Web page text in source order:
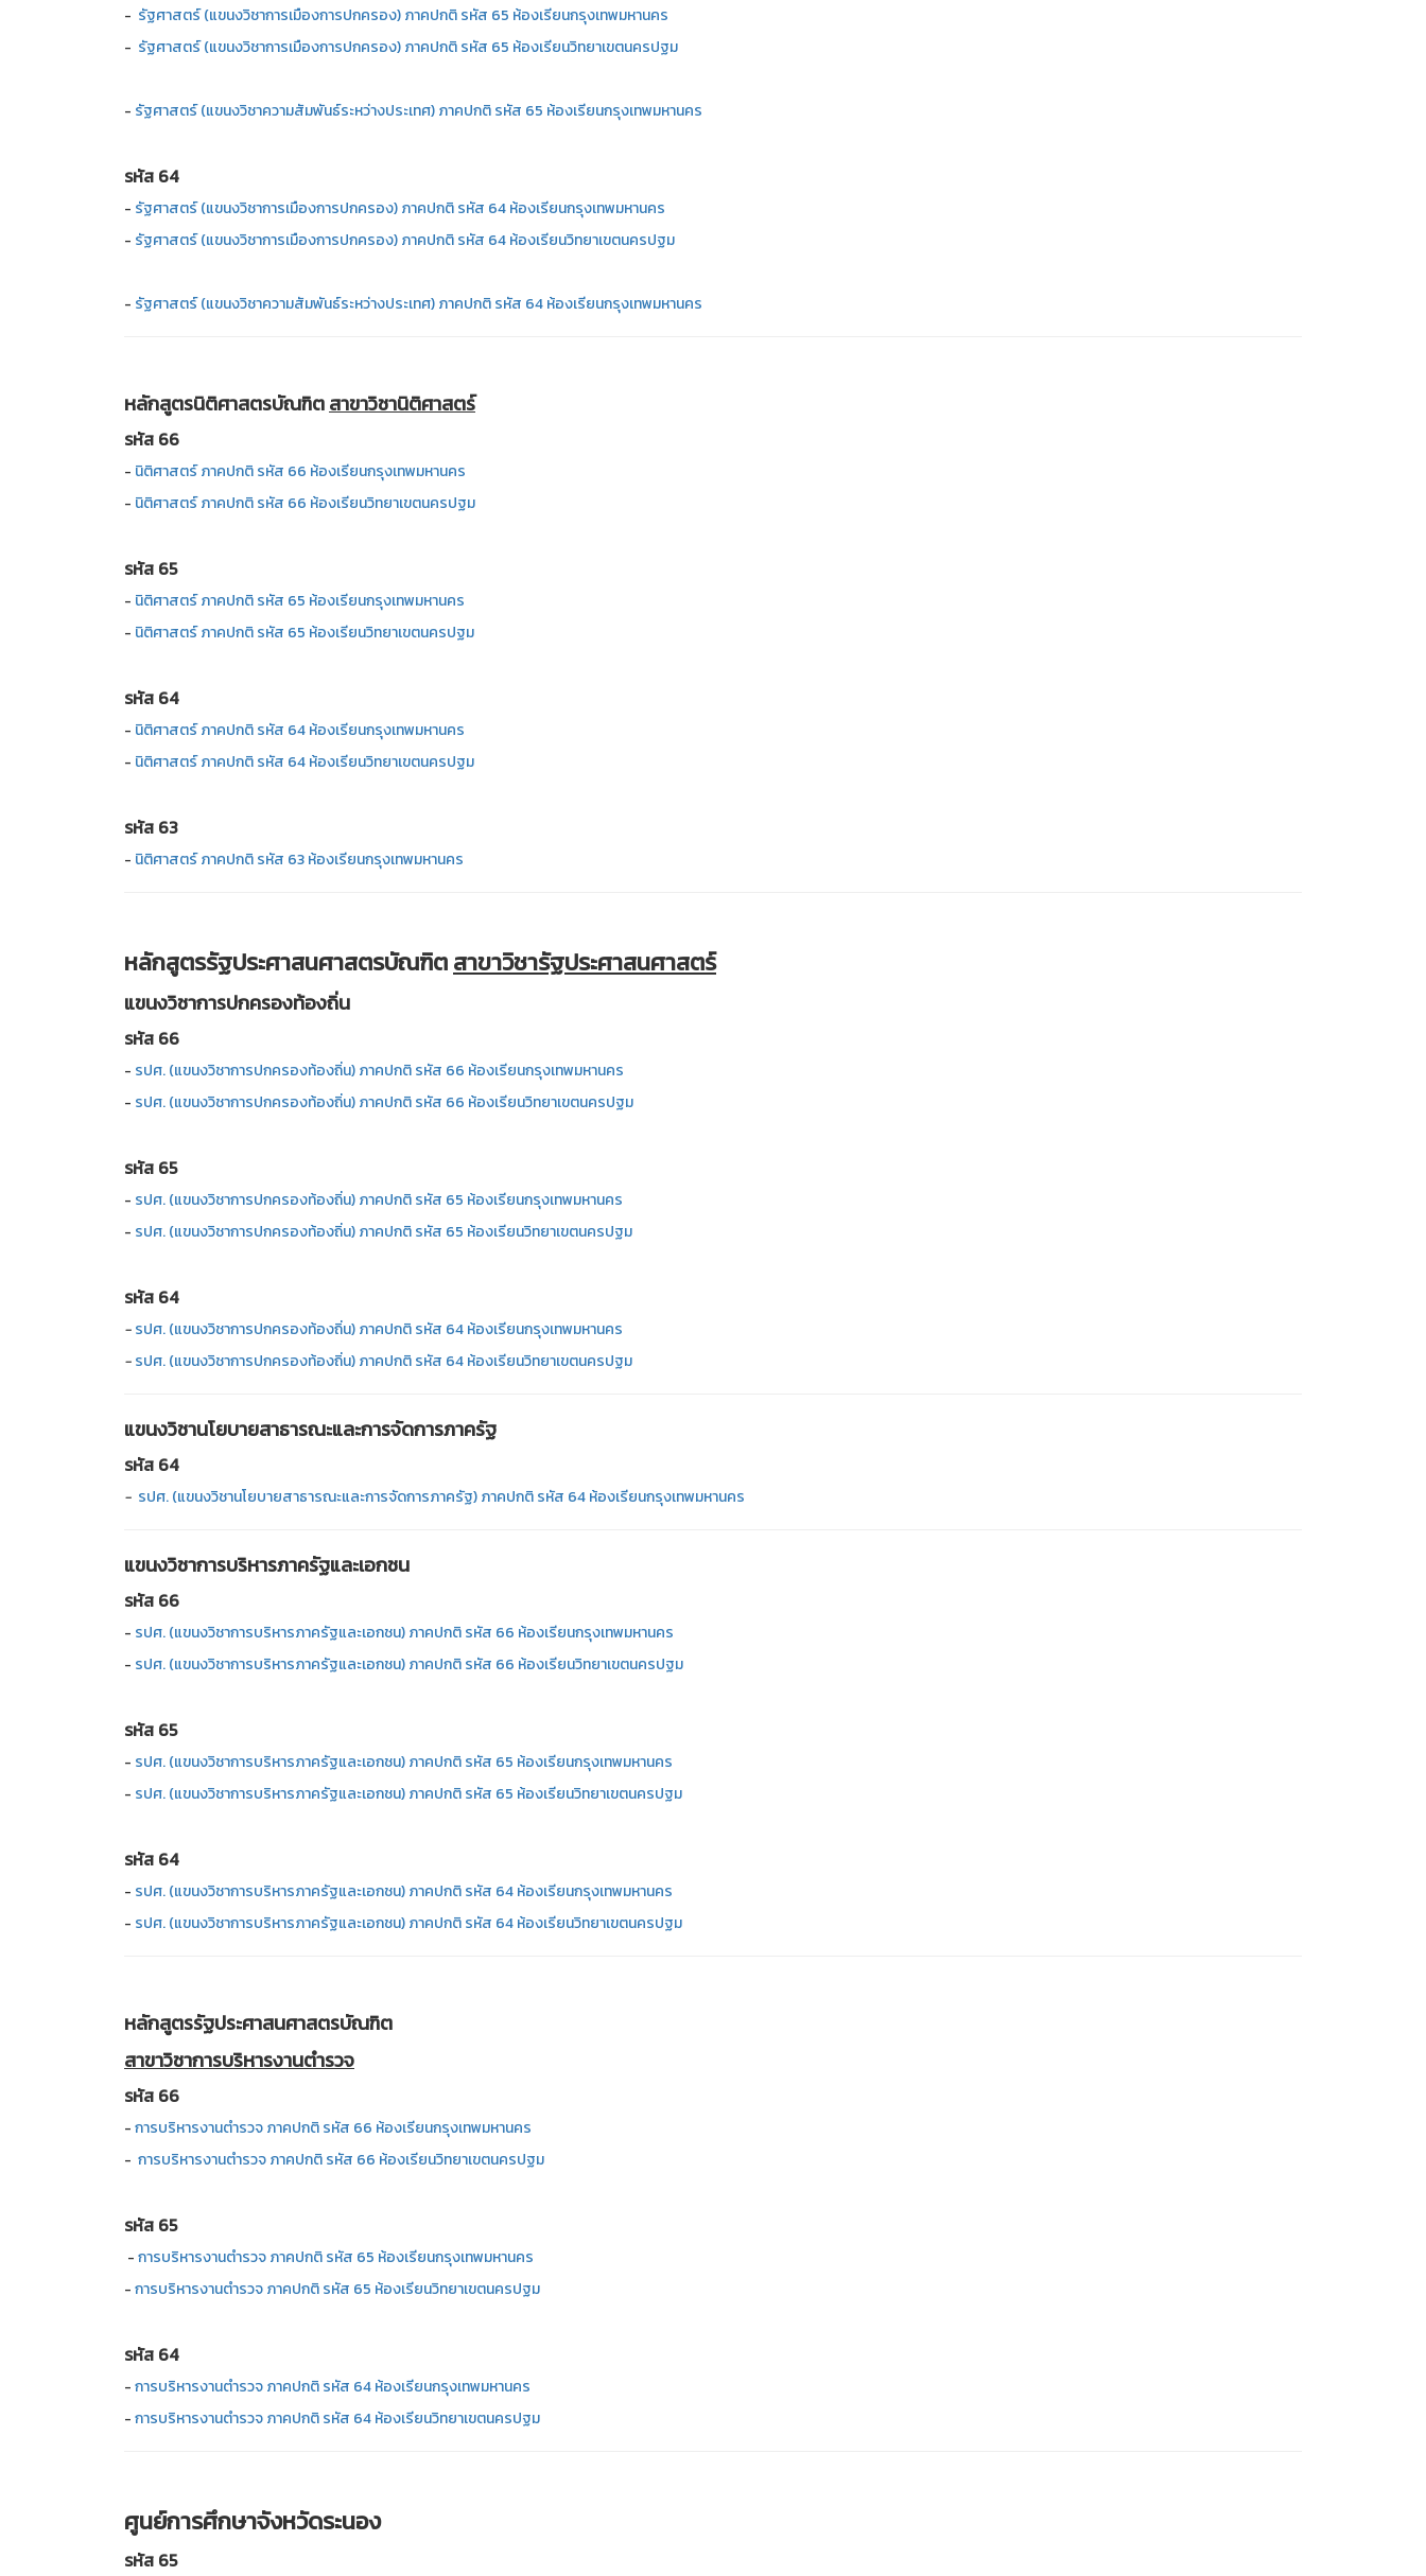
- รัฐศาสตร์ (แขนงวิชาการเมืองการปกครอง) ภาคปกติ รหัส 65 ห้องเรียนกรุงเทพมหานคร
- รัฐศาสตร์ (แขนงวิชาการเมืองการปกครอง) ภาคปกติ รหัส 65 ห้องเรียนวิทยาเขตนครปฐม
- รัฐศาสตร์ (แขนงวิชาความสัมพันธ์ระหว่างประเทศ) ภาคปกติ รหัส 65 ห้องเรียนกรุงเทพมหานคร
รหัส 64
- รัฐศาสตร์ (แขนงวิชาการเมืองการปกครอง) ภาคปกติ รหัส 64 ห้องเรียนกรุงเทพมหานคร
- รัฐศาสตร์ (แขนงวิชาการเมืองการปกครอง) ภาคปกติ รหัส 64 ห้องเรียนวิทยาเขตนครปฐม
- รัฐศาสตร์ (แขนงวิชาความสัมพันธ์ระหว่างประเทศ) ภาคปกติ รหัส 64 ห้องเรียนกรุงเทพมหานคร
หลักสูตรนิติศาสตรบัณฑิตสาขาวิชานิติศาสตร์
รหัส 66
- นิติศาสตร์ ภาคปกติ รหัส 66 ห้องเรียนกรุงเทพมหานคร
- นิติศาสตร์ ภาคปกติ รหัส 66 ห้องเรียนวิทยาเขตนครปฐม
รหัส 65
- นิติศาสตร์ ภาคปกติ รหัส 65 ห้องเรียนกรุงเทพมหานคร
- นิติศาสตร์ ภาคปกติ รหัส 65 ห้องเรียนวิทยาเขตนครปฐม
รหัส 64
- นิติศาสตร์ ภาคปกติ รหัส 64 ห้องเรียนกรุงเทพมหานคร
- นิติศาสตร์ ภาคปกติ รหัส 64 ห้องเรียนวิทยาเขตนครปฐม
รหัส 63
- นิติศาสตร์ ภาคปกติ รหัส 63 ห้องเรียนกรุงเทพมหานคร
หลักสูตรรัฐประศาสนศาสตรบัณฑิตสาขาวิชารัฐประศาสนศาสตร์
แขนงวิชาการปกครองท้องถิ่น
รหัส 66
- รปศ. (แขนงวิชาการปกครองท้องถิ่น) ภาคปกติ รหัส 66 ห้องเรียนกรุงเทพมหานคร
- รปศ. (แขนงวิชาการปกครองท้องถิ่น) ภาคปกติ รหัส 66 ห้องเรียนวิทยาเขตนครปฐม
รหัส 65
- รปศ. (แขนงวิชาการปกครองท้องถิ่น) ภาคปกติ รหัส 65 ห้องเรียนกรุงเทพมหานคร
- รปศ. (แขนงวิชาการปกครองท้องถิ่น) ภาคปกติ รหัส 65 ห้องเรียนวิทยาเขตนครปฐม
รหัส 64
-รปศ. (แขนงวิชาการปกครองท้องถิ่น) ภาคปกติ รหัส 64 ห้องเรียนกรุงเทพมหานคร
-รปศ. (แขนงวิชาการปกครองท้องถิ่น) ภาคปกติ รหัส 64 ห้องเรียนวิทยาเขตนครปฐม
แขนงวิชานโยบายสาธารณะและการจัดการภาครัฐ
รหัส 64
- รปศ. (แขนงวิชานโยบายสาธารณะและการจัดการภาครัฐ) ภาคปกติ รหัส 64 ห้องเรียนกรุงเทพมหานคร
แขนงวิชาการบริหารภาครัฐและเอกชน
รหัส 66
- รปศ. (แขนงวิชาการบริหารภาครัฐและเอกชน) ภาคปกติ รหัส 66 ห้องเรียนกรุงเทพมหานคร
- รปศ. (แขนงวิชาการบริหารภาครัฐและเอกชน) ภาคปกติ รหัส 66 ห้องเรียนวิทยาเขตนครปฐม
รหัส 65
- รปศ. (แขนงวิชาการบริหารภาครัฐและเอกชน) ภาคปกติ รหัส 65 ห้องเรียนกรุงเทพมหานคร
- รปศ. (แขนงวิชาการบริหารภาครัฐและเอกชน) ภาคปกติ รหัส 65 ห้องเรียนวิทยาเขตนครปฐม
รหัส 64
- รปศ. (แขนงวิชาการบริหารภาครัฐและเอกชน) ภาคปกติ รหัส 64 ห้องเรียนกรุงเทพมหานคร
- รปศ. (แขนงวิชาการบริหารภาครัฐและเอกชน) ภาคปกติ รหัส 64 ห้องเรียนวิทยาเขตนครปฐม
หลักสูตรรัฐประศาสนศาสตรบัณฑิต
สาขาวิชาการบริหารงานตำรวจ
รหัส 66
-การบริหารงานตำรวจ ภาคปกติ รหัส 66 ห้องเรียนกรุงเทพมหานคร
- การบริหารงานตำรวจ ภาคปกติ รหัส 66 ห้องเรียนวิทยาเขตนครปฐม
รหัส 65
-การบริหารงานตำรวจ ภาคปกติ รหัส 65 ห้องเรียนกรุงเทพมหานคร
-การบริหารงานตำรวจ ภาคปกติ รหัส 65 ห้องเรียนวิทยาเขตนครปฐม
รหัส 64
-การบริหารงานตำรวจ ภาคปกติ รหัส 64 ห้องเรียนกรุงเทพมหานคร
-การบริหารงานตำรวจ ภาคปกติ รหัส 64 ห้องเรียนวิทยาเขตนครปฐม
ศูนย์การศึกษาจังหวัดระนอง
รหัส 65